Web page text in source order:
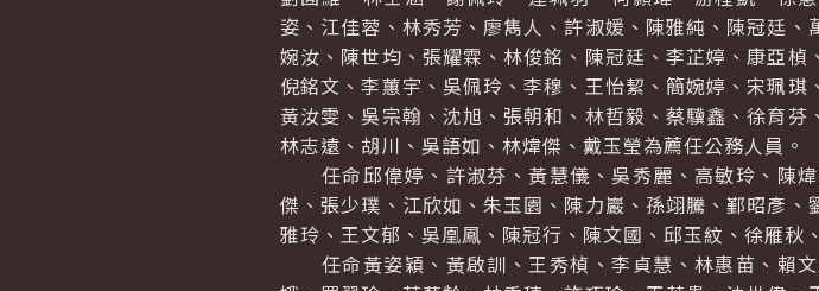
姿、江佳蓉、林秀芳、廖雋人、許淑媛、陳雅純、陳冠廷
婉汝、陳世均、張耀霖、林俊銘、陳冠廷、李芷婷、康亞
倪銘文、李蕙宇、吳佩玲、李穆、王怡絜、簡婉婷、宋珮
黃汝雯、吳宗翰、沈旭、張朝和、林哲毅、蔡驥鑫、徐育
林志遠、胡川、吳語如、林煒傑、戴玉瑩為薦任公務人員。
任命邱偉婷、許淑芬、黃慧儀、吳秀麗、高敏玲、陳
傑、張少璞、江欣如、朱玉園、陳力巖、孫翊騰、鄞昭彥
雅玲、王文郁、吳凰鳳、陳冠行、陳文國、邱玉紋、徐雁秋
任命黃姿穎、黃啟訓、王秀楨、李貞慧、林惠苗、賴